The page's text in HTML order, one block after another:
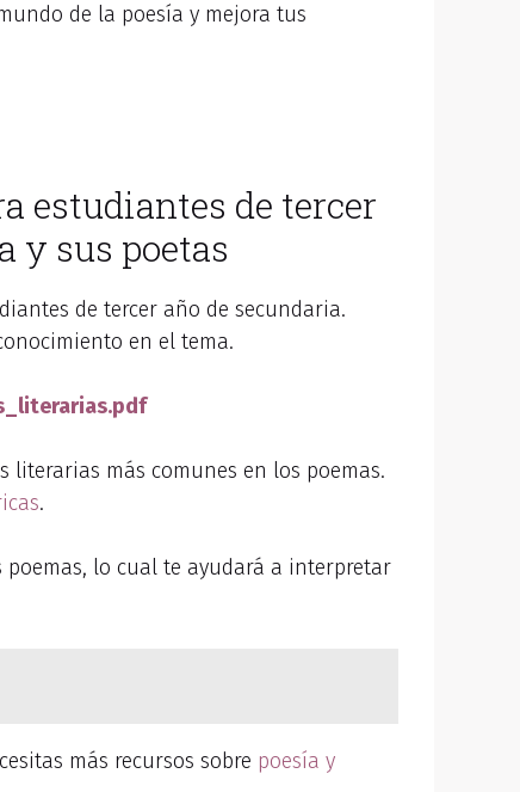
de la poesía y mejora tus
estudiantes de tercer
y sus poetas
de tercer año de secundaria.
en el tema.
literarias más comunes en los poemas.
.
lo cual te ayudará a interpretar
más recursos sobre poesía y